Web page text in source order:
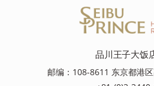
品川王子大饭
邮编：108-8611 东京都港